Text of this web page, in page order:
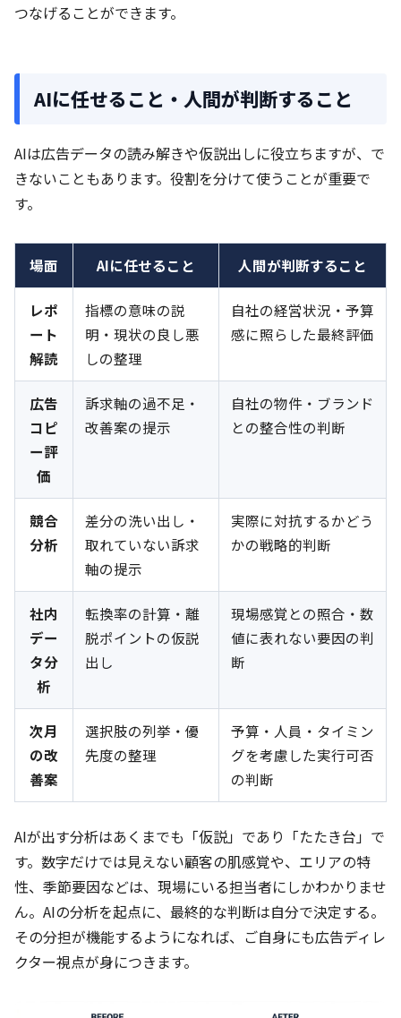
つなげることができます。
AIに任せること・人間が判断すること
AIは広告データの読み解きや仮説出しに役立ちますが、で
きないこともあります。役割を分けて使うことが重要で
す。
場面 AIに任せること 人間が判断すること
レポ
ート
解読
指標の意味の説
明・現状の良し悪
しの整理
自社の経営状況・予算
感に照らした最終評価
広告
コピ
ー評
価
訴求軸の過不足・
改善案の提示
自社の物件・ブランド
との整合性の判断
競合
分析
差分の洗い出し・
取れていない訴求
軸の提示
実際に対抗するかどう
かの戦略的判断
社内
デー
タ分
析
転換率の計算・離
脱ポイントの仮説
出し
現場感覚との照合・数
値に表れない要因の判
断
次月
の改
善案
選択肢の列挙・優
先度の整理
予算・人員・タイミン
グを考慮した実行可否
の判断
AIが出す分析はあくまでも「仮説」であり「たたき台」で
す。数字だけでは見えない顧客の肌感覚や、エリアの特
性、季節要因などは、現場にいる担当者にしかわかりませ
ん。AIの分析を起点に、最終的な判断は自分で決定する。
その分担が機能するようになれば、ご自身にも広告ディレ
クター視点が身につきます。